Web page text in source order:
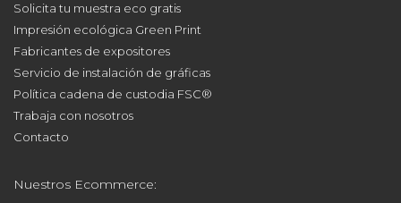
Solicita tu muestra eco gratis
Impresión ecológica Green Print
Fabricantes de expositores
Servicio de instalación de gráficas
Política cadena de custodia FSC®
Trabaja con nosotros
Contacto
Nuestros Ecommerce: